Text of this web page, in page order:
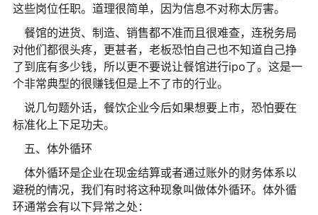
这些岗位任职。道理很简单，因为信息不对称太厉害。
餐馆的进货、制造、销售都不准而且很难查，连税务局
对他们都很头疼，更甚者，老板恐怕自己也不知道自己挣
了到底有多少钱，所以更不要说让餐馆进行ipo了。这是一
个非常典型的很赚钱但是上不了市的行业。
说几句题外话，餐饮企业今后如果想要上市，恐怕要在
标准化上下足功夫。
五、体外循环
体外循环是企业在现金结算或者通过账外的财务体系以
避税的情况，我们有时将这种现象叫做体外循环。体外循
环通常会有以下异常之处：